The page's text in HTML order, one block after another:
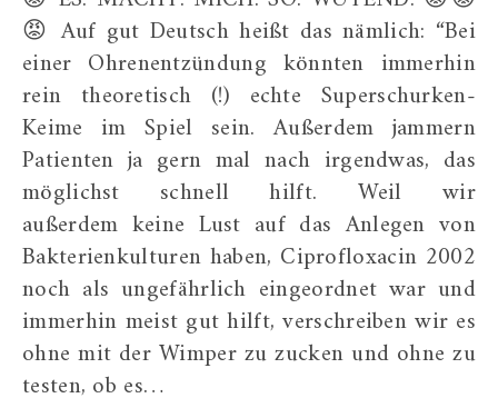
😡 Auf gut Deutsch heißt das nämlich: “Bei
einer Ohrenentzündung könnten immerhin
rein theoretisch (!) echte Superschurken-
Keime im Spiel sein. Außerdem jammern
Patienten ja gern mal nach irgendwas, das
möglichst schnell hilft. Weil wir
außerdem keine Lust auf das Anlegen von
Bakterienkulturen haben, Ciprofloxacin 2002
noch als ungefährlich eingeordnet war und
immerhin meist gut hilft, verschreiben wir es
ohne mit der Wimper zu zucken und ohne zu
testen, ob es…